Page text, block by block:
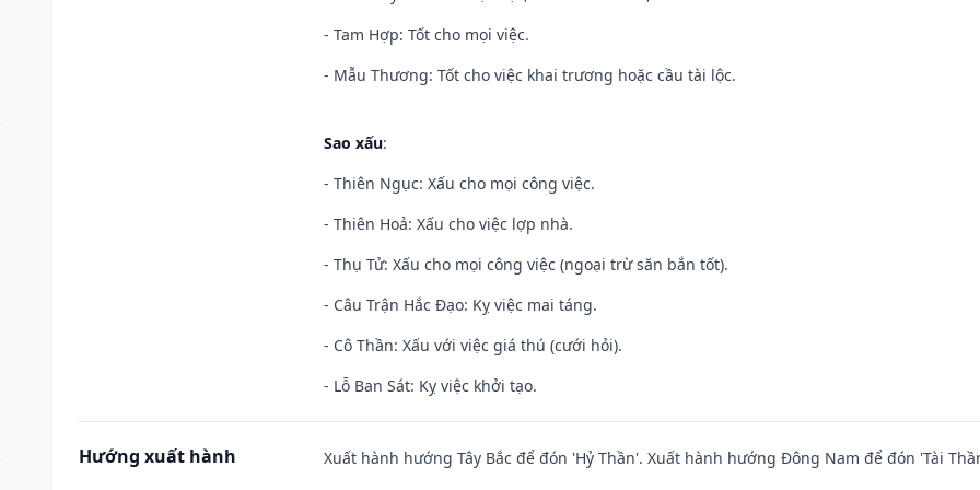
- Tam Hợp: Tốt cho mọi việc.
- Mẫu Thương: Tốt cho việc khai trương hoặc cầu tài lộc.
Sao xấu:
- Thiên Ngục: Xấu cho mọi công việc.
- Thiên Hoả: Xấu cho việc lợp nhà.
- Thụ Tử: Xấu cho mọi công việc (ngoại trừ săn bắn tốt).
- Câu Trận Hắc Đạo: Kỵ việc mai táng.
- Cô Thần: Xấu với việc giá thú (cưới hỏi).
- Lỗ Ban Sát: Kỵ việc khởi tạo.
Hướng xuất hành
Xuất hành hướng Tây Bắc để đón 'Hỷ Thần'. Xuất hành hướng Đông Nam để đón 'Tài